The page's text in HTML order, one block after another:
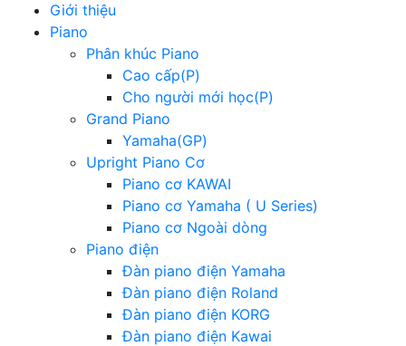
Giới thiệu
Piano
Phân khúc Piano
Cao cấp(P)
Cho người mới học(P)
Grand Piano
Yamaha(GP)
Upright Piano Cơ
Piano cơ KAWAI
Piano cơ Yamaha ( U Series)
Piano cơ Ngoài dòng
Piano điện
Đàn piano điện Yamaha
Đàn piano điện Roland
Đàn piano điện KORG
Đàn piano điện Kawai